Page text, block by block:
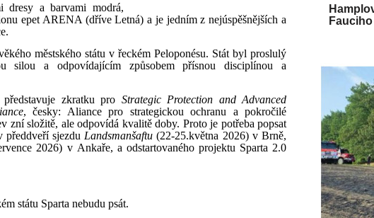
a barvami modrá,
epet ARENA (dříve Letná) a je jedním z nejúspěšnějších a
městského státu v řeckém Peloponésu. Stát byl proslulý
silou a odpovídajícím způsobem přísnou disciplínou a
zkratku pro Strategic Protection and Advanced
, česky: Aliance pro strategickou ochranu a pokročilé
zní složitě, ale odpovídá kvalitě doby. Proto je potřeba popsat
předdveří sjezdu Landsmanšaftu (22-25.května 2026) v Brně,
2026) v Ankaře, a odstartovaného projektu Sparta 2.0
státu Sparta nebudu psát.